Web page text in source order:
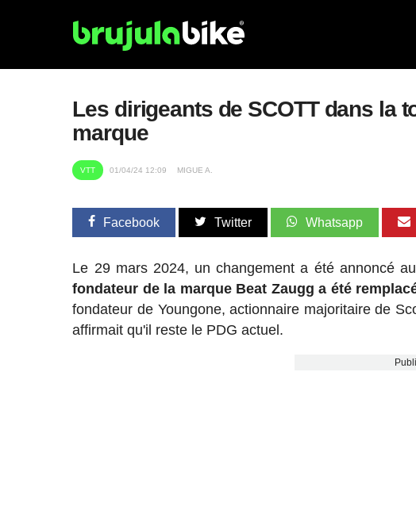
Les dirigeants de SCOTT dans la
marque
VTT 01/04/24 12:09 MIGUE A.
Facebook Twitter Whatsapp
Le 29 mars 2024, un changement a été annoncé
fondateur de la marque Beat Zaugg a été
fondateur de Youngone, actionnaire majoritaire de
affirmait qu'il reste le PDG actuel.